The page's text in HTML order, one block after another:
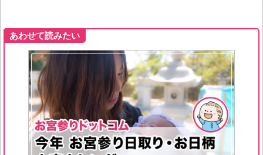
あわせて読みたい